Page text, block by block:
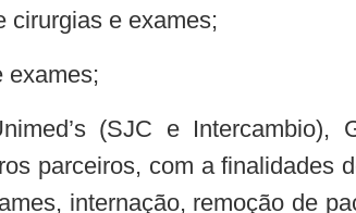
cirurgias e exames;
exames;
(SJC e Intercambio),
parceiros, com a finalidades
internação, remoção de